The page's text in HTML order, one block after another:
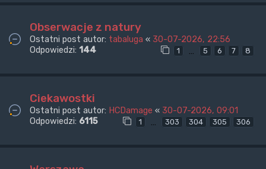
Obserwacje z natury
Ostatni post autor: tabaluga « 30-07-2026, 22:56
Odpowiedzi: 144 1 … 5 6 7 8
Ciekawostki
Ostatni post autor: HCDamage « 30-07-2026, 09:01
Odpowiedzi: 6115 1 303 304 305 306